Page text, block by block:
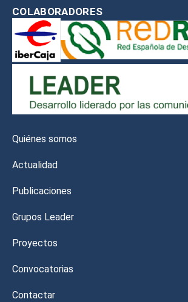
COLABORADORES
Quiénes somos
Actualidad
Publicaciones
Grupos Leader
Proyectos
Convocatorias
Contactar